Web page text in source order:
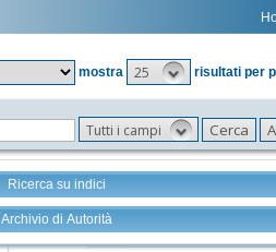
mostra
25 risultati per
Tutti i campi
Ricerca su indici
Archivio di Autorità
Tutto +